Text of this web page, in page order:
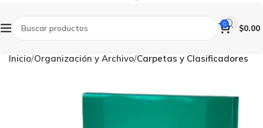
0 $0.00
Inicio Organización y Archivo Carpetas y Clasificadores